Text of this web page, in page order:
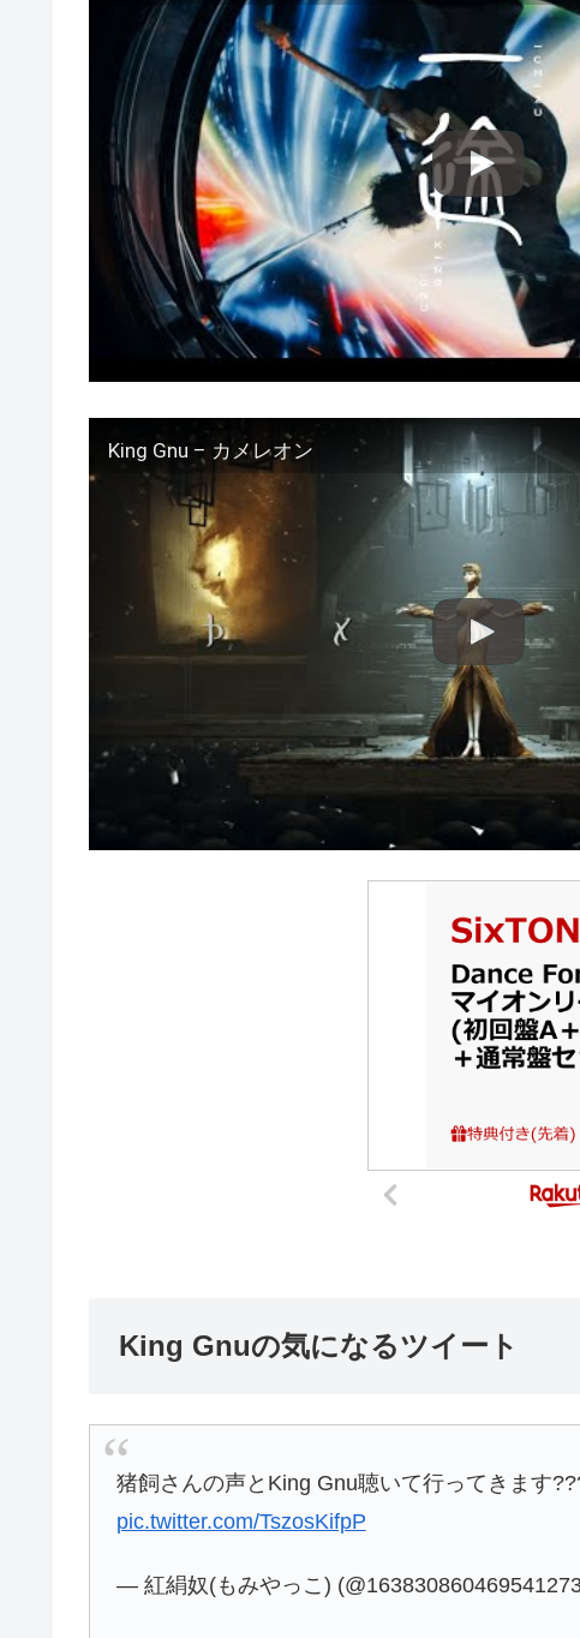
King Gnu – カメレオン
King Gnuの気になるツイート
猪飼さんの声とKing Gnu聴いて行ってきます
pic.twitter.com/TszosKifpP
— 紅絹奴(もみやっこ)